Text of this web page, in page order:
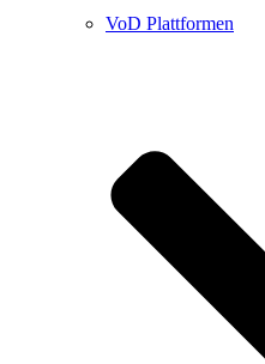
VoD Plattformen